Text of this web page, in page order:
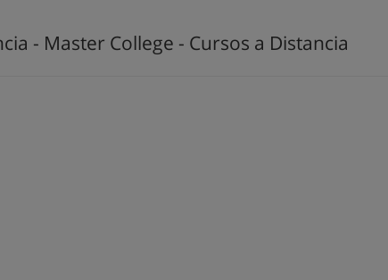
- Master College - Cursos a Distancia